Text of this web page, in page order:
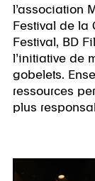
l’association
Festival de la
Festival, BD
l’initiative de
gobelets.
ressources
plus